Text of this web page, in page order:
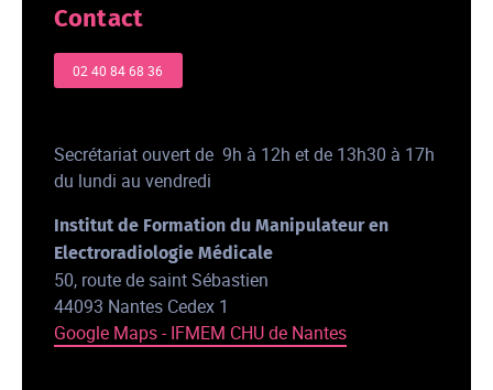
Contact
02 40 84 68 36
Secrétariat ouvert de 9h à 12h et de 13h30 à 17h
du lundi au vendredi
Institut de Formation du Manipulateur en
Electroradiologie Médicale
50, route de saint Sébastien
44093 Nantes Cedex 1
Google Maps - IFMEM CHU de Nantes